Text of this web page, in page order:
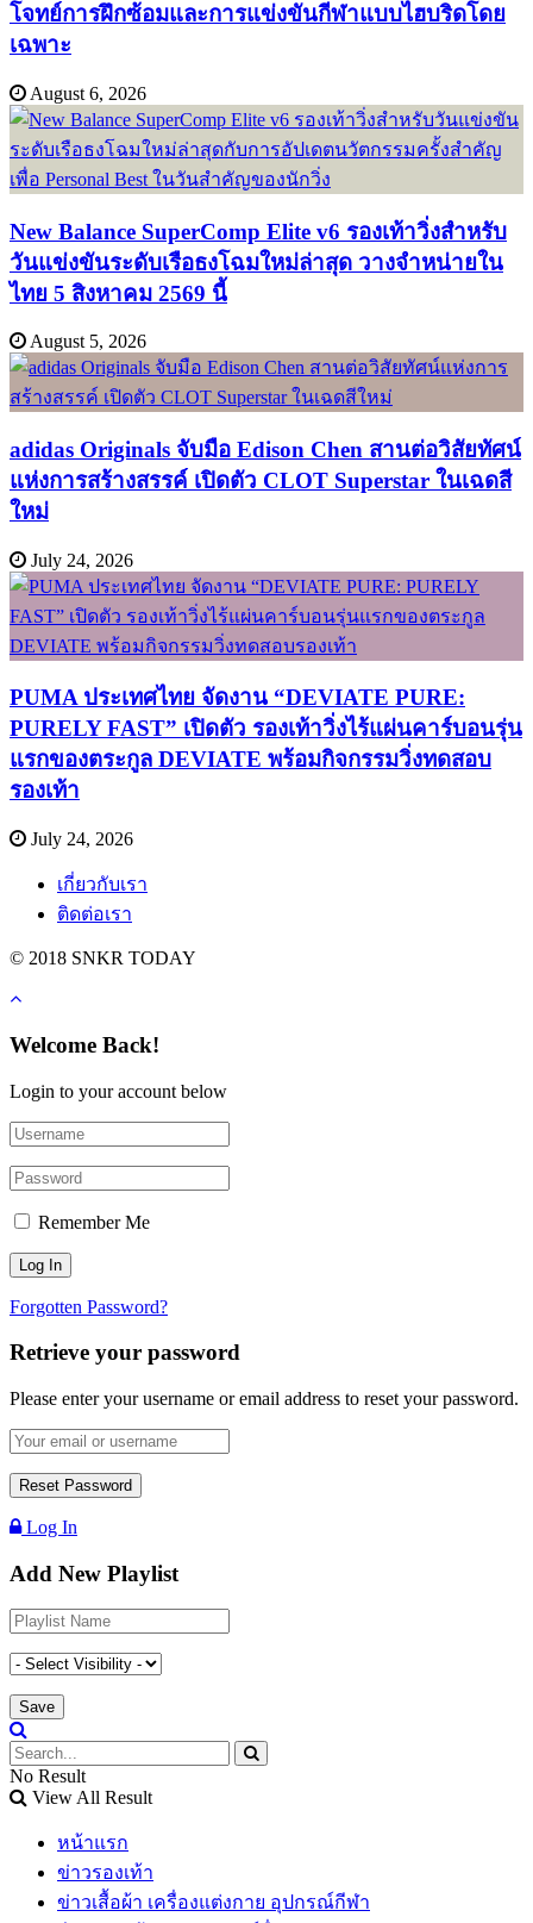
โจทย์การฝึกซ้อมและการแข่งขันกีฬาแบบไฮบริดโดย
เฉพาะ
August 6, 2026
New Balance SuperComp Elite v6 รองเท้าวิ่งสำหรับ
วันแข่งขันระดับเรือธงโฉมใหม่ล่าสุด วางจำหน่ายใน
ไทย 5 สิงหาคม 2569 นี้
August 5, 2026
adidas Originals จับมือ Edison Chen สานต่อวิสัยทัศน์
แห่งการสร้างสรรค์ เปิดตัว CLOT Superstar ในเฉดสี
ใหม่
July 24, 2026
PUMA ประเทศไทย จัดงาน “DEVIATE PURE:
PURELY FAST” เปิดตัว รองเท้าวิ่งไร้แผ่นคาร์บอนรุ่น
แรกของตระกูล DEVIATE พร้อมกิจกรรมวิ่งทดสอบ
รองเท้า
July 24, 2026
เกี่ยวกับเรา
ติดต่อเรา
© 2018 SNKR TODAY
Welcome Back!
Login to your account below
Remember Me
Forgotten Password?
Retrieve your password
Please enter your username or email address to reset your password.
Log In
Add New Playlist
No Result
View All Result
หน้าแรก
ข่าวรองเท้า
ข่าวเสื้อผ้า เครื่องแต่งกาย อุปกรณ์กีฬา